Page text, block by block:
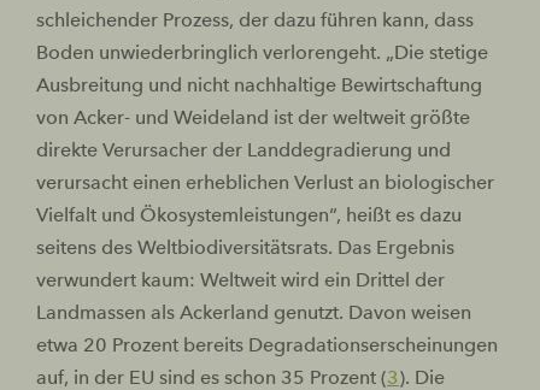
schleichender Prozess, der dazu führen kann, dass
Boden unwiederbringlich verlorengeht. „Die stetige
Ausbreitung und nicht nachhaltige Bewirtschaftung
von Acker- und Weideland ist der weltweit größte
direkte Verursacher der Landdegradierung und
verursacht einen erheblichen Verlust an biologischer
Vielfalt und Ökosystemleistungen“, heißt es dazu
seitens des Weltbiodiversitätsrats. Das Ergebnis
verwundert kaum: Weltweit wird ein Drittel der
Landmassen als Ackerland genutzt. Davon weisen
etwa 20 Prozent bereits Degradationserscheinungen
auf, in der EU sind es schon 35 Prozent (3). Die